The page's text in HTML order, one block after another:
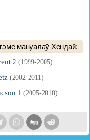
мануалаў Хендай:
2 (1999-2005)
(2002-2011)
1 (2005-2010)